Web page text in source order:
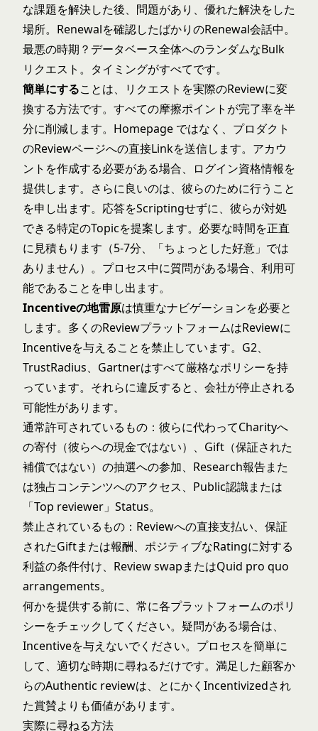
な課題を解決した後、問題があり、優れた解決をした
場所。Renewalを確認したばかりのRenewal会話中。
最悪の時期？データベース全体へのランダムなBulk
リクエスト。タイミングがすべてです。
簡単にすることは、リクエストを実際のReviewに変
換する方法です。すべての摩擦ポイントが完了率を半
分に削減します。Homepage ではなく、プロダクト
のReviewページへの直接Linkを送信します。アカウ
ントを作成する必要がある場合、ログイン資格情報を
提供します。さらに良いのは、彼らのために行うこと
を申し出ます。応答をScriptingせずに、彼らが対処
できる特定のTopicを提案します。必要な時間を正直
に見積もります（5-7分、「ちょっとした好意」では
ありません）。プロセス中に質問がある場合、利用可
能であることを申し出ます。
Incentiveの地雷原は慎重なナビゲーションを必要と
します。多くのReviewプラットフォームはReviewに
Incentiveを与えることを禁止しています。G2、
TrustRadius、Gartnerはすべて厳格なポリシーを持
っています。それらに違反すると、会社が停止される
可能性があります。
通常許可されているもの：彼らに代わってCharityへ
の寄付（彼らへの現金ではない）、Gift（保証された
補償ではない）の抽選への参加、Research報告また
は独占コンテンツへのアクセス、Public認識または
「Top reviewer」Status。
禁止されているもの：Reviewへの直接支払い、保証
されたGiftまたは報酬、ポジティブなRatingに対する
利益の条件付け、Review swapまたはQuid pro quo
arrangements。
何かを提供する前に、常に各プラットフォームのポリ
シーをチェックしてください。疑問がある場合は、
Incentiveを与えないでください。プロセスを簡単に
して、適切な時期に尋ねるだけです。満足した顧客か
らのAuthentic reviewは、とにかくIncentivizedされ
た賞賛よりも価値があります。
実際に尋ねる方法